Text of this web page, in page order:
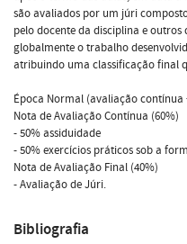
são avaliados por um júri
pelo docente da disciplina e
globalmente o trabalho
atribuindo uma classificação final
Época Normal (avaliação
Nota de Avaliação Contínua (60%)
- 50% assiduidade
- 50% exercícios práticos sob a
Nota de Avaliação Final (40%)
- Avaliação de Júri.
Bibliografia